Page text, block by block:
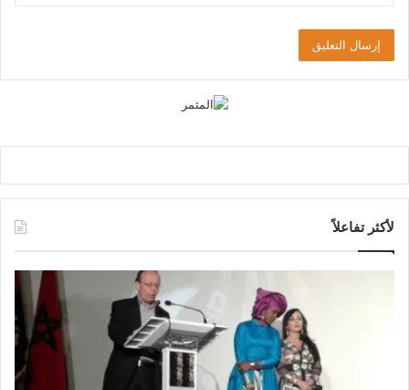
لأكثر تفاعلاً